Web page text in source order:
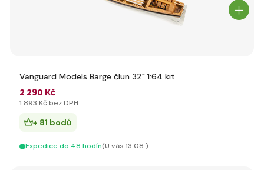
Vanguard Models Barge člun 32" 1:64 kit
2 290 Kč
1 893 Kč bez DPH
+ 81 bodů
Expedice do 48 hodín(U vás 13.08.)